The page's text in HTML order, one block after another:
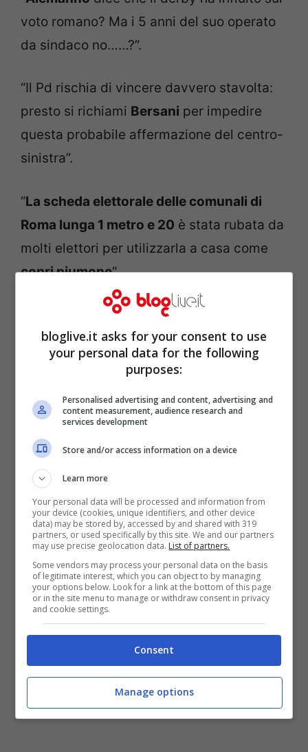
voto romano? Ma i 5 anni del suo operato
da sindaco no……?”.
“Il Pd rischia di vincere davvero stavolta:
presto si richiami Bersani per impedire
questa probabile affermazione del centro-
sinistra”.
“La scheda elettorale delle comunali di
Roma lunga 1 metro e 20 è stata rubata da
molti elettori per utilizzarla a casa come
copri piumone“.
“Crollo diGrillo: dallo tsunami, si è passati
alla secchiata o alla piccola rottura di
lavandino”.
Ma assaporate l’intera copertina della
durata di 10 minuti con il video qui sotto…..
bloglive.it asks for your consent to use
your personal data for the following
purposes:
Personalised advertising and content, advertising and
content measurement, audience research and
services development
Store and/or access information on a device
Learn more
Your personal data will be processed and information from
your device (cookies, unique identifiers, and other device
data) may be stored by, accessed by and shared with 319
partners, or used specifically by this site. We and our partners
may use precise geolocation data. List of partners.
Some vendors may process your personal data on the basis
of legitimate interest, which you can object to by managing
your options below. Look for a link at the bottom of this page
or in the site menu to manage or withdraw consent in privacy
and cookie settings.
Consent
Manage options